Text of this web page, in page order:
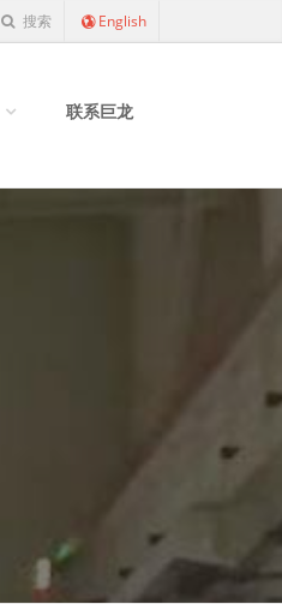
搜索 English
联系巨龙